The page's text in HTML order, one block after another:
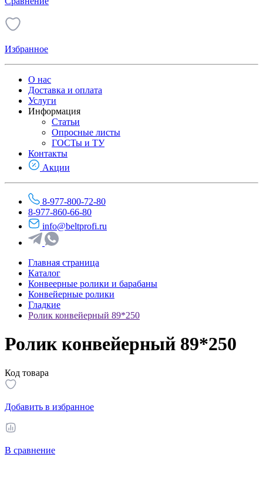
Избранное
О нас
Доставка и оплата
Услуги
Информация
Статьи
Опросные листы
ГОСТы и ТУ
Контакты
Акции
8-977-800-72-80
8-977-860-66-80
info@beltprofi.ru
Главная страница
Каталог
Конвеерные ролики и барабаны
Конвейерные ролики
Гладкие
Ролик конвейерный 89*250
Ролик конвейерный 89*250
Код товара
Добавить в избранное
В сравнение